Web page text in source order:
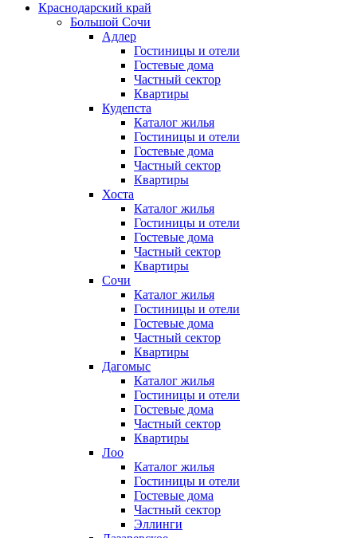
Краснодарский край
Большой Сочи
Адлер
Гостиницы и отели
Гостевые дома
Частный сектор
Квартиры
Кудепста
Каталог жилья
Гостиницы и отели
Гостевые дома
Частный сектор
Квартиры
Хоста
Каталог жилья
Гостиницы и отели
Гостевые дома
Частный сектор
Квартиры
Сочи
Каталог жилья
Гостиницы и отели
Гостевые дома
Частный сектор
Квартиры
Дагомыс
Каталог жилья
Гостиницы и отели
Гостевые дома
Частный сектор
Квартиры
Лоо
Каталог жилья
Гостиницы и отели
Гостевые дома
Частный сектор
Эллинги